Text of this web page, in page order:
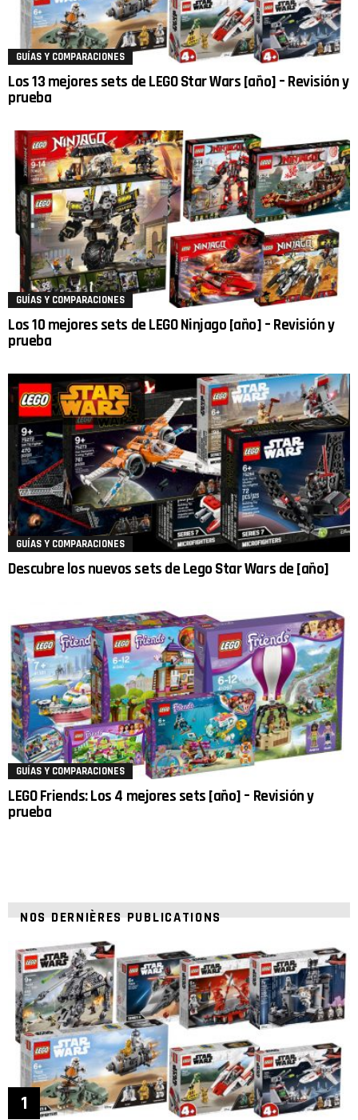
GUÍAS Y COMPARACIONES
Los 13 mejores sets de LEGO Star Wars [año] – Revisión y
prueba
GUÍAS Y COMPARACIONES
Los 10 mejores sets de LEGO Ninjago [año] – Revisión y
prueba
GUÍAS Y COMPARACIONES
Descubre los nuevos sets de Lego Star Wars de [año]
GUÍAS Y COMPARACIONES
LEGO Friends: Los 4 mejores sets [año] – Revisión y
prueba
NOS DERNIÈRES PUBLICATIONS